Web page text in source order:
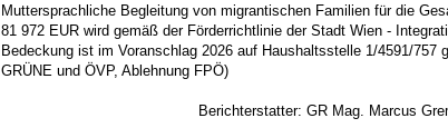
Muttersprachliche Begleitung von migrantischen Familien für die
81 972 EUR wird gemäß der Förderrichtlinie der Stadt Wien -
Bedeckung ist im Voranschlag 2026 auf Haushaltsstelle 1/4591/757
GRÜNE und ÖVP, Ablehnung FPÖ)
Berichterstatter: GR Mag. Marcus